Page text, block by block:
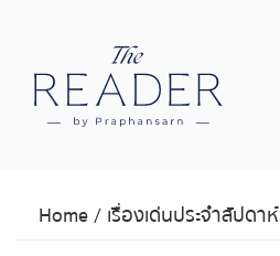
Home/ เรื่องเด่นประจำสัปดาห์